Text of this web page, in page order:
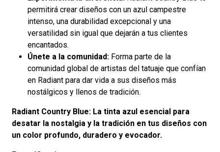
permitirá crear diseños con un azul campestre
intenso, una durabilidad excepcional y una
versatilidad sin igual que dejarán a tus clientes
encantados.
Únete a la comunidad: Forma parte de la
comunidad global de artistas del tatuaje que confían
en Radiant para dar vida a sus diseños más
nostálgicos y llenos de tradición.
Radiant Country Blue: La tinta azul esencial para
desatar la nostalgia y la tradición en tus diseños con
un color profundo, duradero y evocador.